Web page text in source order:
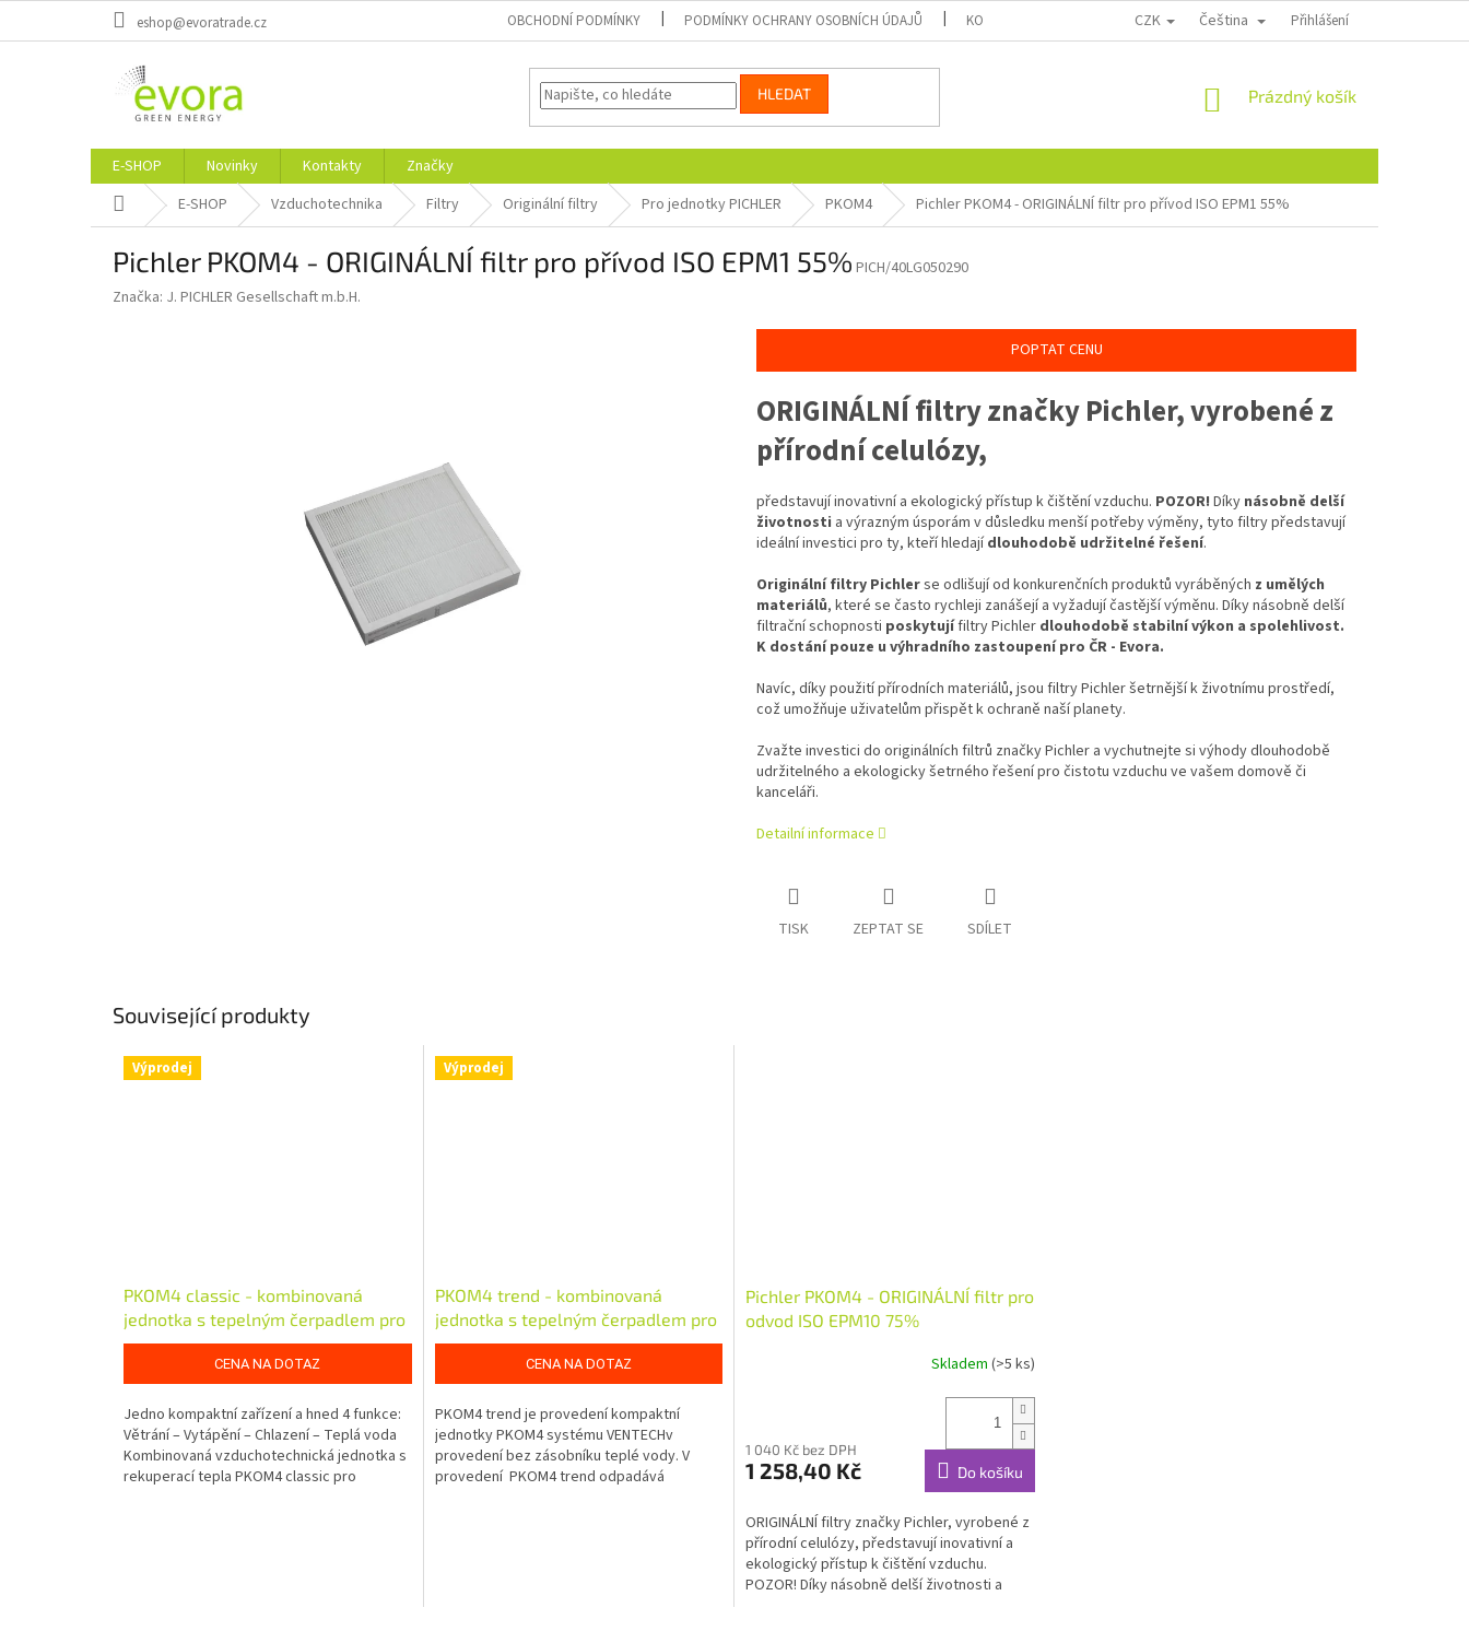
eshop@evoratrade.cz OBCHODNÍ PODMÍNKY PODMÍNKY OCHRANY OSOBNÍCH ÚDAJŮ KONTAKTY CZK Čeština Přihlášení
HLEDAT
NÁKUPNÍ
Prázdný košík
E-SHOP Novinky Kontakty
Značky
Domů E-SHOP Vzduchotechnika Filtry Originální filtry Pro jednotky PICHLER PKOM4 Pichler PKOM4 - ORIGINÁLNÍ filtr pro přívod ISO EPM1 55%
Pichler PKOM4 - ORIGINÁLNÍ filtr pro přívod ISO EPM1 55% PICH/40LG050290
Značka: J. PICHLER Gesellschaft m.b.H.
POPTAT CENU
ORIGINÁLNÍ filtry značky Pichler, vyrobené z
přírodní celulózy,
představují inovativní a ekologický přístup k čištění vzduchu. POZOR! Díky násobně delší
životnosti a výrazným úsporám v důsledku menší potřeby výměny, tyto filtry představují
ideální investici pro ty, kteří hledajídlouhodobě udržitelné řešení.
Originální filtry Pichlerse odlišují od konkurenčních produktů vyráběných z umělých
materiálů, které se často rychleji zanášejí a vyžadují častější výměnu. Díky násobně delší
filtrační schopnosti poskytujífiltry Pichler dlouhodobě stabilní výkon a spolehlivost.
K dostání pouze u výhradního zastoupení pro ČR - Evora.
Navíc, díky použití přírodních materiálů, jsou filtry Pichler šetrnější k životnímu prostředí,
což umožňuje uživatelům přispět k ochraně naší planety.
Zvažte investici do originálních filtrů značky Pichler a vychutnejte si výhody dlouhodobě
udržitelného a ekologicky šetrného řešení pro čistotu vzduchu ve vašem domově či
kanceláři.
Detailní informace
TISK ZEPTAT SE SDÍLET
Související produkty
Výprodej
PKOM4 classic - kombinovaná
jednotka s tepelným čerpadlem pro
vytápění a ohřev vody
CENA NA DOTAZ
Jedno kompaktní zařízení a hned 4 funkce:
Větrání – Vytápění – Chlazení – Teplá voda
Kombinovaná vzduchotechnická jednotka s
rekuperací tepla PKOM4 classic pro
Výprodej
PKOM4 trend - kombinovaná
jednotka s tepelným čerpadlem pro
vytápění
CENA NA DOTAZ
PKOM4 trend je provedení kompaktní
jednotky PKOM4 systému VENTECHv
provedení bez zásobníku teplé vody. V
provedení PKOM4 trend odpadává
Pichler PKOM4 - ORIGINÁLNÍ filtr pro
odvod ISO EPM10 75%
Skladem (>5 ks)
1 040 Kč bez DPH
1 258,40 Kč Do košíku
ORIGINÁLNÍ filtry značky Pichler, vyrobené z
přírodní celulózy, představují inovativní a
ekologický přístup k čištění vzduchu.
POZOR! Díky násobně delší životnosti a